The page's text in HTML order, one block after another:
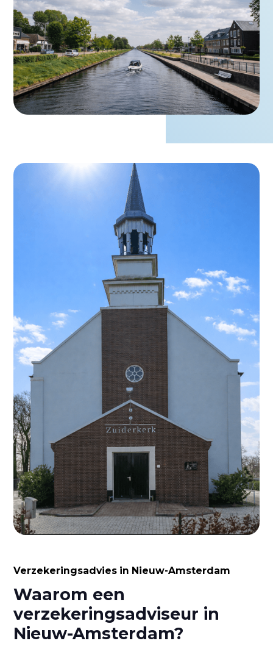
Verzekeringsadvies in Nieuw-Amsterdam
Waarom een
verzekeringsadviseur in
Nieuw-Amsterdam?